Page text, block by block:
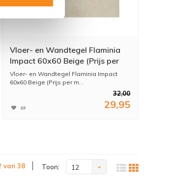
Vloer- en Wandtegel Flaminia
Impact 60x60 Beige (Prijs per
m2)
Vloer- en Wandtegel Flaminia Impact
60x60 Beige (Prijs per m...
32,00
29,95
van 38 Toon: 12